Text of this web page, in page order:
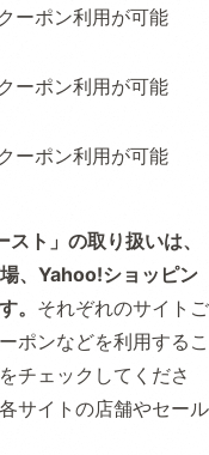
クーポン利用が可能
クーポン利用が可能
クーポン利用が可能
ト」の取り扱いは、
、Yahoo!ショッピン
。 それぞれのサイトご
ポンなどを利用するこ
チェックしてくださ
サイトの店舗やセール